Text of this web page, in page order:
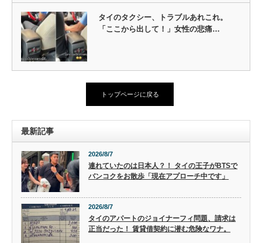
タイのタクシー、トラブルあれこれ。
「ここから出して！」女性の悲痛…
トップページに戻る
最新記事
2026/8/7
連れていたのは日本人？！ タイの王子がBTSで
バンコクをお散歩「現在アプローチ中です」
2026/8/7
タイのアパートのジョイナーフィ問題、請求は
正当だった！ 賃貸借契約に潜む危険なワナ。